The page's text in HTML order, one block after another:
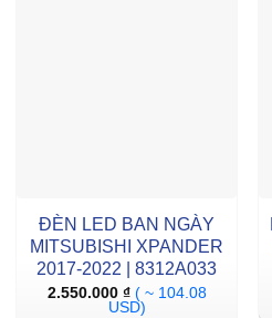
ĐÈN LED BAN NGÀY
MITSUBISHI XPANDER
2017-2022 | 8312A033
2.550.000 ₫ ( ~ 104.08
USD)